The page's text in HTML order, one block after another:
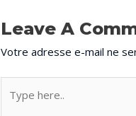
Leave A
Votre adresse e-mail ne